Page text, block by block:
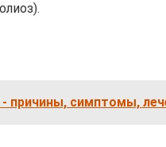
причины, симптомы,